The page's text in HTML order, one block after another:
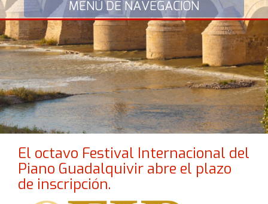
El octavo Festival Internacional del
Piano Guadalquivir abre el plazo
de inscripción.